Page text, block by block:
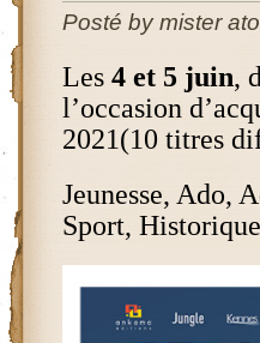
Posté by mister
Les 4 et 5 juin,
l’occasion
2021(10 titres
Jeunesse, Ado,
Sport,